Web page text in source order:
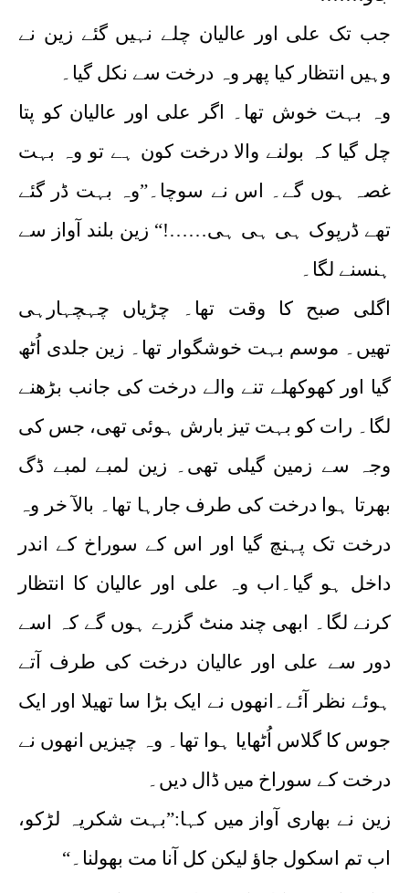
جب تک علی اور عالیان چلے نہیں گئے زین نے
وہیں انتظار کیا پھر وہ درخت سے نکل گیا۔
وہ بہت خوش تھا۔ اگر علی اور عالیان کو پتا
چل گیا کہ بولنے والا درخت کون ہے تو وہ بہت
غصہ ہوں گے۔ اس نے سوچا۔”وہ بہت ڈر گئے
تھے ڈرپوک ہی ہی ہی……!“ زین بلند آواز سے
ہنسنے لگا۔
اگلی صبح کا وقت تھا۔ چڑیاں چہچہارہی
تھیں۔ موسم بہت خوشگوار تھا۔ زین جلدی اُٹھ
گیا اور کھوکھلے تنے والے درخت کی جانب بڑھنے
لگا۔ رات کو بہت تیز بارش ہوئی تھی، جس کی
وجہ سے زمین گیلی تھی۔ زین لمبے لمبے ڈگ
بھرتا ہوا درخت کی طرف جارہا تھا۔ بالآ خر وہ
درخت تک پہنچ گیا اور اس کے سوراخ کے اندر
داخل ہو گیا۔اب وہ علی اور عالیان کا انتظار
کرنے لگا۔ ابھی چند منٹ گزرے ہوں گے کہ اسے
دور سے علی اور عالیان درخت کی طرف آتے
ہوئے نظر آئے۔انھوں نے ایک بڑا سا تھیلا اور ایک
جوس کا گلاس اُٹھایا ہوا تھا۔ وہ چیزیں انھوں نے
درخت کے سوراخ میں ڈال دیں۔
زین نے بھاری آواز میں کہا:”بہت شکریہ لڑکو،
اب تم اسکول جاؤ لیکن کل آنا مت بھولنا۔“